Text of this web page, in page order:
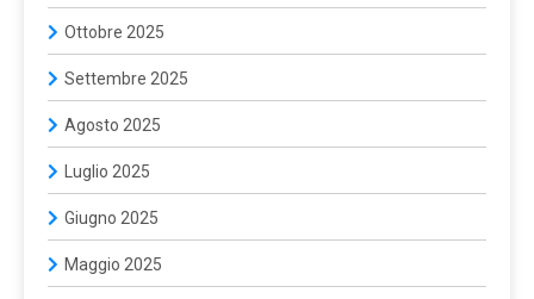
Ottobre 2025
Settembre 2025
Agosto 2025
Luglio 2025
Giugno 2025
Maggio 2025